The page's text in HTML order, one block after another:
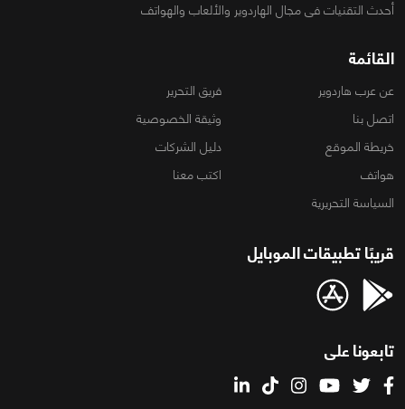
أحدث التقنيات فى مجال الهاردوير والألعاب والهواتف
القائمة
عن عرب هاردوير
فريق التحرير
اتصل بنا
وثيقة الخصوصية
خريطة الموقع
دليل الشركات
هواتف
اكتب معنا
السياسة التحريرية
قريبًا تطبيقات الموبايل
تابعونا على